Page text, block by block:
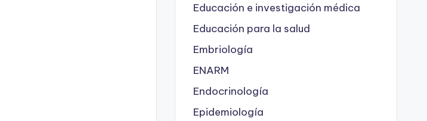
Educación e investigación médica
Educación para la salud
Embriología
ENARM
Endocrinología
Epidemiología